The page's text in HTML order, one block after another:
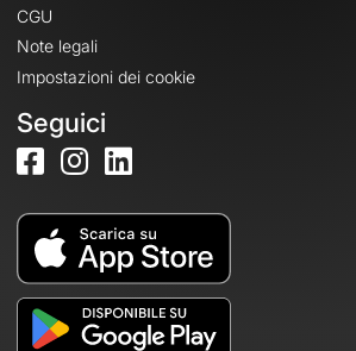
CGU
Note legali
Impostazioni dei cookie
Seguici